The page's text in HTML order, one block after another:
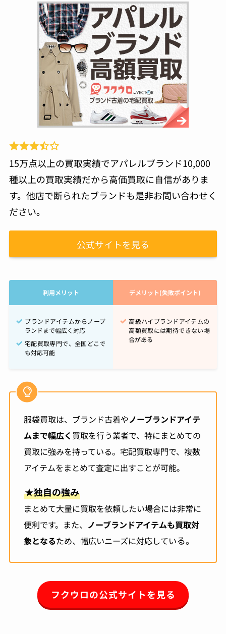
15万点以上の買取実績でアパレルブランド10,000
種以上の買取実績だから高価買取に自信がありま
す。他店で断られたブランドも是非お問い合わせく
ださい。
公式サイトを見る
利用メリット デメリット(失敗ポイント)
ブランドアイテムからノーブ
ランドまで幅広く対応
宅配買取専門で、全国どこで
も対応可能
高級ハイブランドアイテムの
高額買取には期待できない場
合がある
服袋買取は、ブランド古着やノーブランドアイテ
ムまで幅広く 買取を行う業者で、特にまとめての
買取に強みを持っている。宅配買取専門で、複数
アイテムをまとめて査定に出すことが可能。
★独自の強み
まとめて大量に買取を依頼したい場合には非常に
便利です。また、 ノーブランドアイテムも買取対
象となるため、幅広いニーズに対応している。
フクウロの公式サイトを見る